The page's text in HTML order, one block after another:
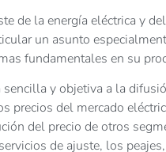
de la energía eléctrica y
un asunto
fundamentales en su
y objetiva a la
precios del mercado
del precio de otros
de ajuste, los